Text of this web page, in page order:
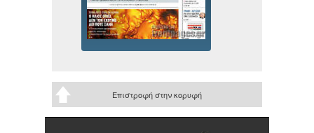
Επιστροφή στην κορυφή